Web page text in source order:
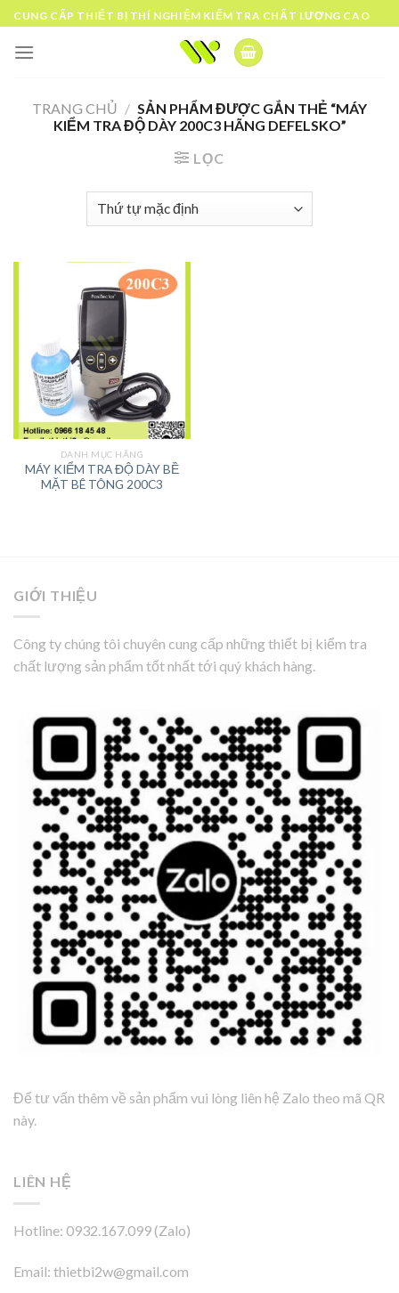
Skip
to
content
CUNG CẤP THIẾT BỊ THÍ NGHIỆM KIỂM TRA CHẤT LƯỢNG CAO
TRANG CHỦ / SẢN PHẨM ĐƯỢC GẮN THẺ “MÁY
KIỂM TRA ĐỘ DÀY 200C3 HÃNG DEFELSKO”
LỌC
DANH MỤC HÃNG
MÁY KIỂM TRA ĐỘ DÀY BỀ
MẶT BÊ TÔNG 200C3
GIỚI THIỆU
Công ty chúng tôi chuyên cung cấp những thiết bị kiểm tra
chất lượng sản phẩm tốt nhất tới quý khách hàng.
Để tư vấn thêm về sản phẩm vui lòng liên hệ Zalo theo mã QR
này.
LIÊN HỆ
Hotline: 0932.167.099 (Zalo)
Email: thietbi2w@gmail.com